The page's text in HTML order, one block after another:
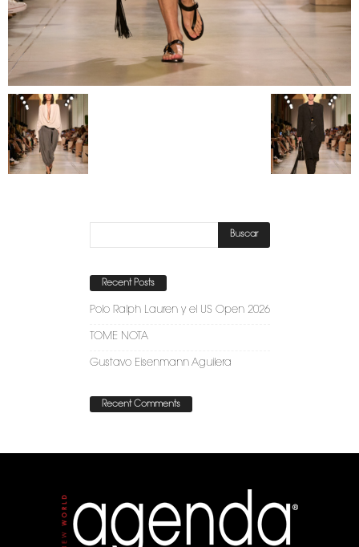
Recent Posts
Polo Ralph Lauren y el US Open 2026
TOME NOTA
Gustavo Eisenmann Aguilera
Recent Comments